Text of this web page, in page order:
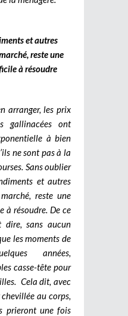
et autres
reste une
à résoudre
arranger, les prix
gallinacées ont
à bien
ne sont pas à la
Sans oublier
et autres
reste une
à résoudre. De ce
dire, sans aucun
les moments de
années,
casse-tête pour
Cela dit, avec
au corps,
prieront une fois